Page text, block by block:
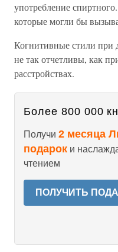
употребление
которые могли бы
Когнитивные стили при
не так отчетливы, как
расстройствах.
Более 800 000
Получи 2 месяца
подарок и
чтением
ПОЛУЧИТЬ